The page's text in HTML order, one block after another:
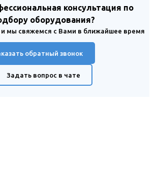
консультация по
оборудования?
и мы свяжемся с Вами в ближайшее время
обратный звонок
Задать вопрос в чате